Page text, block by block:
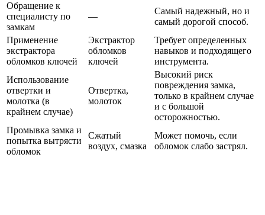
Обращение к
специалисту по
замкам
—
Самый надежный, но и
самый дорогой способ.
Применение
экстрактора
обломков ключей
Экстрактор
обломков
ключей
Требует определенных
навыков и подходящего
инструмента.
Использование
отвертки и
молотка (в
крайнем случае)
Отвертка,
молоток
Высокий риск
повреждения замка,
только в крайнем случае
и с большой
осторожностью.
Промывка замка и
попытка вытрясти
обломок
Сжатый
воздух, смазка
Может помочь, если
обломок слабо застрял.